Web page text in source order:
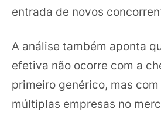
entrada de novos
A análise também aponta
efetiva não ocorre com a
primeiro genérico, mas
múltiplas empresas no